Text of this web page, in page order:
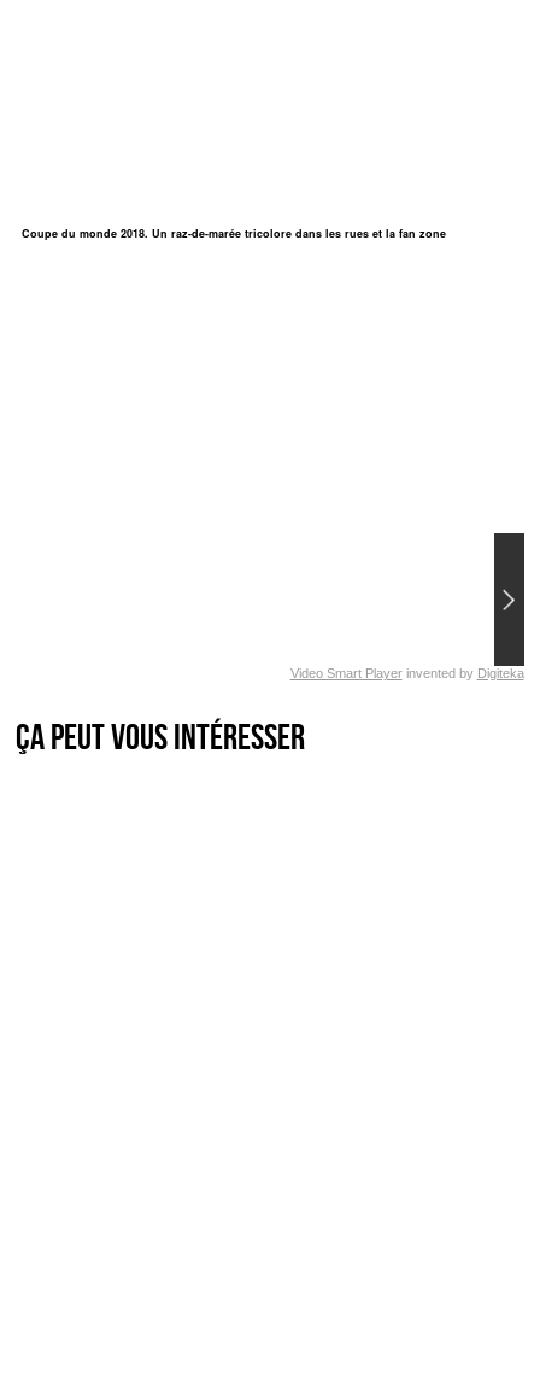
Coupe du monde 2018. Un raz-de-marée tricolore dans les rues et la fan zone
Video Smart Playerinvented by Digiteka
Ça peut vous intéresser